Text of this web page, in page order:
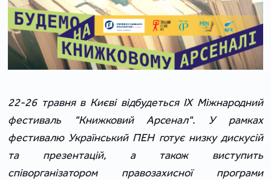
22-26 травня в Києві відбудеться IX Міжнародний
фестиваль "Книжковий Арсенал". У рамках
фестивалю Український ПЕН готує низку дискусій
та презентацій, а також виступить
співорганізатором правозахисної програми